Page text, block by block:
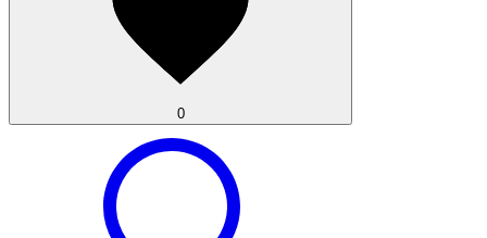
0